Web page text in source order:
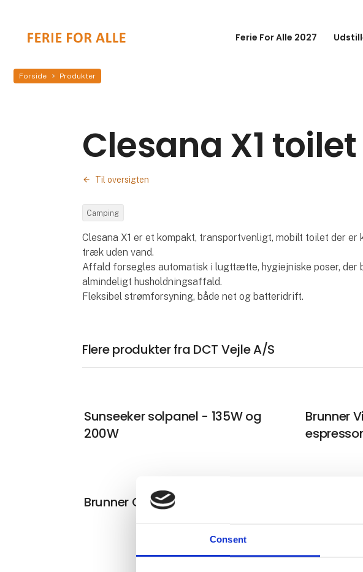
Consent
Ferie For Alle 2027
Forside Produkter
Clesana X1 toilet
Til oversigten
Camping
Clesana X1 er et kompakt, transportvenligt, mobilt toilet der er
træk uden vand.
Affald forsegles automatisk i lugttætte, hygiejniske poser, der
almindeligt husholdningsaffald.
Fleksibel strømforsyning, både net og batteridrift.
Flere produkter fra DCT Vejle A/S
Sunseeker solpanel - 135W og
200W
Brunner
Brunner Cruiser foldestol